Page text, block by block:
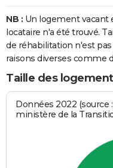
NB : Un logement vacant
locataire n'a été trouvé.
de réhabilitation n'est
raisons diverses comme
Taille des
Données 2022 (source
ministère de la